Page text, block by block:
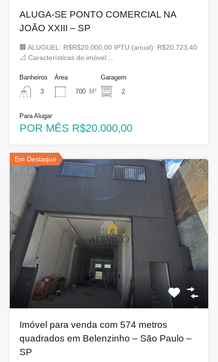
ALUGA-SE PONTO COMERCIAL NA
JOÃO XXIII – SP
🏢 ALUGUEL: R$R$20.000,00 IPTU (anual): R$20.723,40
📐 Características do imóvel:…
Banheiros
3
Área
700 M²
Garagem
2
Para Alugar
POR MÊS R$20.000,00
Em Destaque
Imóvel para venda com 574 metros
quadrados em Belenzinho – São Paulo –
SP